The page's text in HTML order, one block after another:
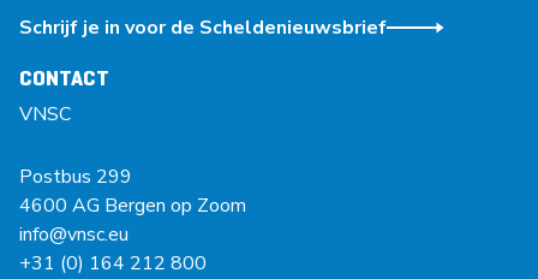
Schrijf je in voor de Scheldenieuwsbrief
CONTACT
VNSC
Postbus 299
4600 AG Bergen op Zoom
info@vnsc.eu
+31 (0) 164 212 800